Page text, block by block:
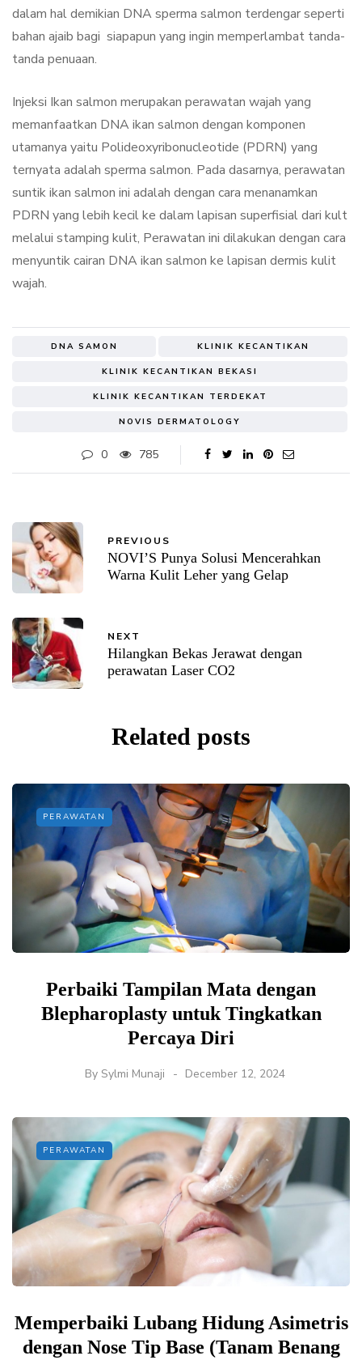
dalam hal demikian DNA sperma salmon terdengar seperti
bahan ajaib bagi siapapun yang ingin memperlambat tanda-
tanda penuaan.
Injeksi Ikan salmon merupakan perawatan wajah yang
memanfaatkan DNA ikan salmon dengan komponen
utamanya yaitu Polideoxyribonucleotide (PDRN) yang
ternyata adalah sperma salmon. Pada dasarnya, perawatan
suntik ikan salmon ini adalah dengan cara menanamkan
PDRN yang lebih kecil ke dalam lapisan superfisial dari kult
melalui stamping kulit, Perawatan ini dilakukan dengan cara
menyuntik cairan DNA ikan salmon ke lapisan dermis kulit
wajah.
DNA SAMON KLINIK KECANTIKAN
KLINIK KECANTIKAN BEKASI
KLINIK KECANTIKAN TERDEKAT
NOVIS DERMATOLOGY
0 785
PREVIOUS
NOVI’S Punya Solusi Mencerahkan
Warna Kulit Leher yang Gelap
NEXT
Hilangkan Bekas Jerawat dengan
perawatan Laser CO2
Related posts
PERAWATAN
Perbaiki Tampilan Mata dengan
Blepharoplasty untuk Tingkatkan
Percaya Diri
By Sylmi Munaji December 12, 2024
PERAWATAN
Memperbaiki Lubang Hidung Asimetris
dengan Nose Tip Base (Tanam Benang